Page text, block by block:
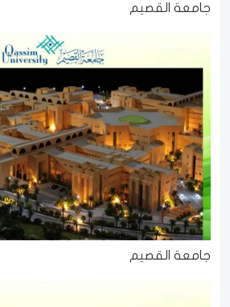
جامعة القصيم
جامعة القصيم